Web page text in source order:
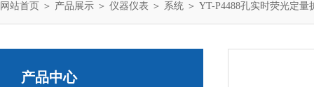
网站首页 ＞ 产品展示 ＞ 仪器仪表 ＞ 系统 ＞ YT-P4488孔实时荧光定量
产品中心